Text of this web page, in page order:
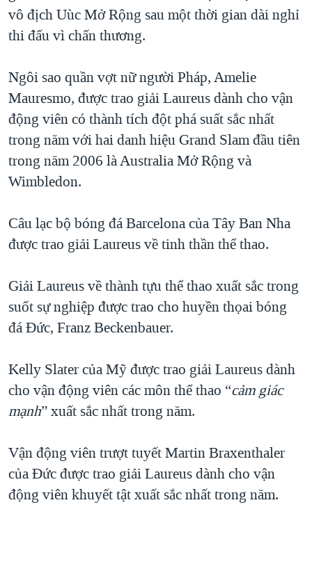
vô địch Uùc Mở Rộng sau một thời gian dài nghỉ
thi đấu vì chấn thương.
Ngôi sao quần vợt nữ người Pháp, Amelie
Mauresmo, được trao giải Laureus dành cho vận
động viên có thành tích đột phá suất sắc nhất
trong năm với hai danh hiệu Grand Slam đầu tiên
trong năm 2006 là Australia Mở Rộng và
Wimbledon.
Câu lạc bộ bóng đá Barcelona của Tây Ban Nha
được trao giải Laureus về tinh thần thể thao.
Giải Laureus về thành tựu thể thao xuất sắc trong
suốt sự nghiệp được trao cho huyền thọai bóng
đá Đức, Franz Beckenbauer.
Kelly Slater của Mỹ được trao giải Laureus dành
cho vận động viên các môn thể thao “cảm giác
mạnh” xuất sắc nhất trong năm.
Vận động viên trượt tuyết Martin Braxenthaler
của Đức được trao giải Laureus dành cho vận
động viên khuyết tật xuất sắc nhất trong năm.